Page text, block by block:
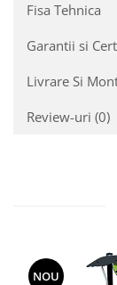
Fisa Tehnica
Garantii si
Livrare Si
Review-uri (0)
NOU